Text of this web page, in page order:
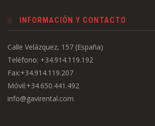
INFORMACIÓN Y CONTACTO
Calle Velázquez, 157 (España)
Teléfono: +34.914.119.192
Fax:+34.914.119.207
Móvil:+34.650.441.492
info@gavirental.com